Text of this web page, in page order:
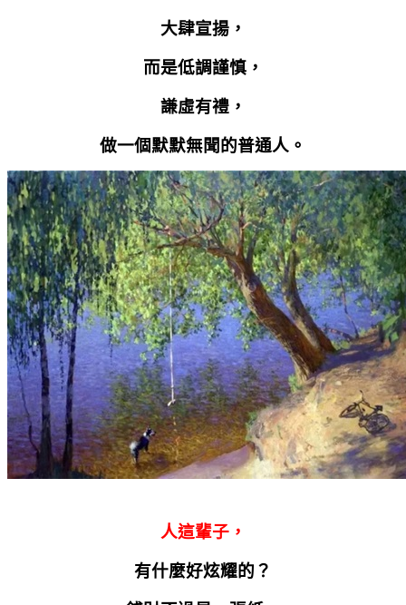
大肆宣揚，
而是低調謹慎，
謙虛有禮，
做一個默默無聞的普通人。
人這輩子，
有什麼好炫耀的？